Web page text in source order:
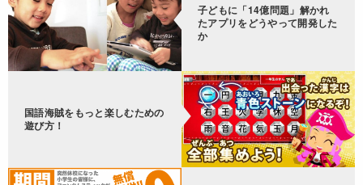
子どもに「14億問題」解かれ
たアプリをどうやって開発した
か
国語海賊をもっと楽しむための
遊び方！